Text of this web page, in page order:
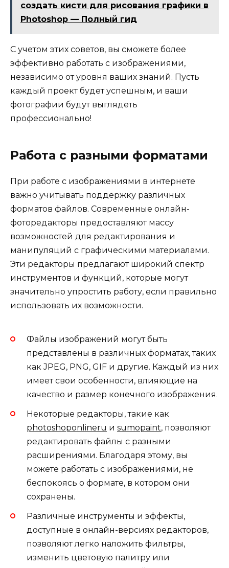
создать кисти для рисования графики в
Photoshop — Полный гид
С учетом этих советов, вы сможете более
эффективно работать с изображениями,
независимо от уровня ваших знаний. Пусть
каждый проект будет успешным, и ваши
фотографии будут выглядеть
профессионально!
Работа с разными форматами
При работе с изображениями в интернете
важно учитывать поддержку различных
форматов файлов. Современные онлайн-
фоторедакторы предоставляют массу
возможностей для редактирования и
манипуляций с графическими материалами.
Эти редакторы предлагают широкий спектр
инструментов и функций, которые могут
значительно упростить работу, если правильно
использовать их возможности.
Файлы изображений могут быть
представлены в различных форматах, таких
как JPEG, PNG, GIF и другие. Каждый из них
имеет свои особенности, влияющие на
качество и размер конечного изображения.
Некоторые редакторы, такие как
photoshoponlineru и sumopaint, позволяют
редактировать файлы с разными
расширениями. Благодаря этому, вы
можете работать с изображениями, не
беспокоясь о формате, в котором они
сохранены.
Различные инструменты и эффекты,
доступные в онлайн-версиях редакторов,
позволяют легко наложить фильтры,
изменить цветовую палитру или